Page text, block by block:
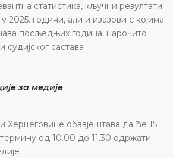
статистика, кључни резултати
2025. години, али и изазови с којима
посљедњих година, нарочито
састава
за медије
Херцеговине обавјештава да ће 15.
од 10.00 до 11.30 одржати